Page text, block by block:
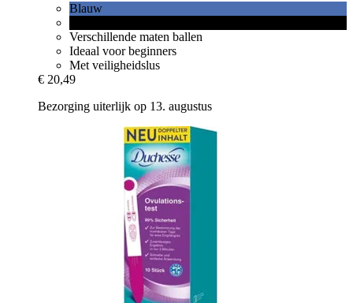
Blauw
Verschillende maten ballen
Ideaal voor beginners
Met veiligheidslus
€ 20,49
Bezorging uiterlijk op 13. augustus